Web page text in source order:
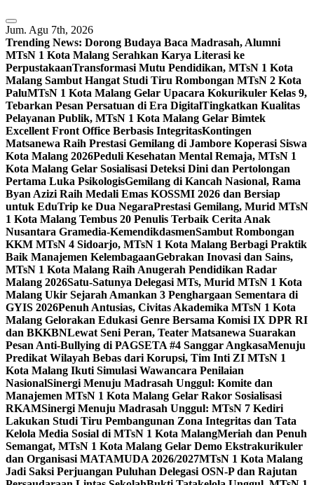
Jum. Agu 7th, 2026
Trending News: Dorong Budaya Baca Madrasah, Alumni
MTsN 1 Kota Malang Serahkan Karya Literasi ke
PerpustakaanTransformasi Mutu Pendidikan, MTsN 1 Kota
Malang Sambut Hangat Studi Tiru Rombongan MTsN 2 Kota
PaluMTsN 1 Kota Malang Gelar Upacara Kokurikuler Kelas 9,
Tebarkan Pesan Persatuan di Era DigitalTingkatkan Kualitas
Pelayanan Publik, MTsN 1 Kota Malang Gelar Bimtek
Excellent Front Office Berbasis IntegritasKontingen
Matsanewa Raih Prestasi Gemilang di Jambore Koperasi Siswa
Kota Malang 2026Peduli Kesehatan Mental Remaja, MTsN 1
Kota Malang Gelar Sosialisasi Deteksi Dini dan Pertolongan
Pertama Luka PsikologisGemilang di Kancah Nasional, Rama
Byan Azizi Raih Medali Emas KOSSMI 2026 dan Bersiap
untuk EduTrip ke Dua NegaraPrestasi Gemilang, Murid MTsN
1 Kota Malang Tembus 20 Penulis Terbaik Cerita Anak
Nusantara Gramedia-KemendikdasmenSambut Rombongan
KKM MTsN 4 Sidoarjo, MTsN 1 Kota Malang Berbagi Praktik
Baik Manajemen KelembagaanGebrakan Inovasi dan Sains,
MTsN 1 Kota Malang Raih Anugerah Pendidikan Radar
Malang 2026Satu-Satunya Delegasi MTs, Murid MTsN 1 Kota
Malang Ukir Sejarah Amankan 3 Penghargaan Sementara di
GYIS 2026Penuh Antusias, Civitas Akademika MTsN 1 Kota
Malang Gelorakan Edukasi Genre Bersama Komisi IX DPR RI
dan BKKBNLewat Seni Peran, Teater Matsanewa Suarakan
Pesan Anti-Bullying di PAGSETA #4 Sanggar AngkasaMenuju
Predikat Wilayah Bebas dari Korupsi, Tim Inti ZI MTsN 1
Kota Malang Ikuti Simulasi Wawancara Penilaian
NasionalSinergi Menuju Madrasah Unggul: Komite dan
Manajemen MTsN 1 Kota Malang Gelar Rakor Sosialisasi
RKAMSinergi Menuju Madrasah Unggul: MTsN 7 Kediri
Lakukan Studi Tiru Pembangunan Zona Integritas dan Tata
Kelola Media Sosial di MTsN 1 Kota MalangMeriah dan Penuh
Semangat, MTsN 1 Kota Malang Gelar Demo Ekstrakurikuler
dan Organisasi MATAMUDA 2026/2027MTsN 1 Kota Malang
Jadi Saksi Perjuangan Puluhan Delegasi OSN-P dan Rajutan